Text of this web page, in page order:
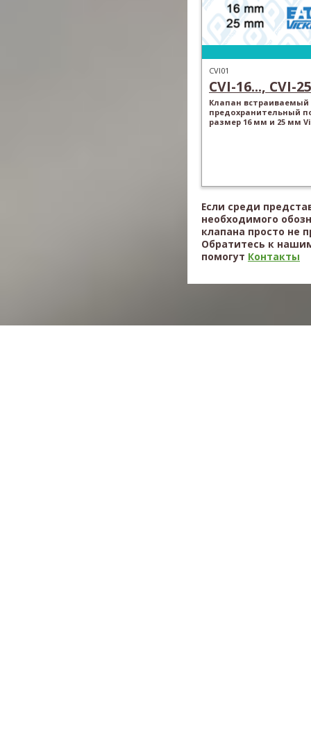
CVI01
CVI-16..., CVI-
Клапан встраиваемый
предохранительный
размер 16 мм и 25 мм
Если среди
необходимого
клапана просто не
Обратитесь к
помогут Контакты